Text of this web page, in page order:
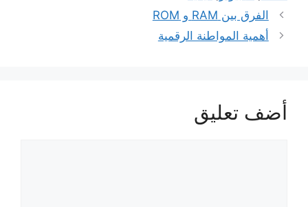
الفرق بين RAM و ROM
أهمية المواطنة الرقمية
أضف تعليق